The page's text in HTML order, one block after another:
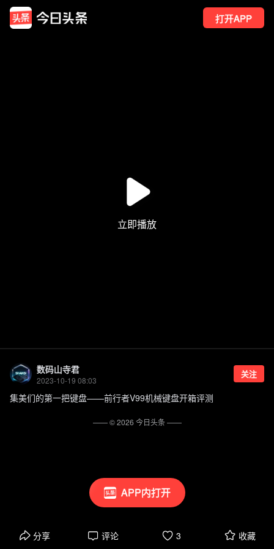
打开APP
APP内打开
数码山寺君
2023-10-19 08:03
关注
集美们的第一把键盘——前行者V99机械键盘开箱评测
分享 评论 3 收藏
—— ©2026 今日头条——